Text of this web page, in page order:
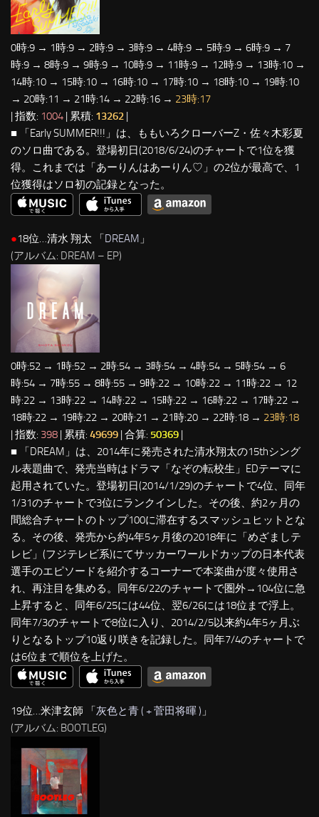
0時:9 → 1時:9 → 2時:9 → 3時:9 → 4時:9 → 5時:9 → 6時:9 → 7
時:9 → 8時:9 → 9時:9 → 10時:9 → 11時:9 → 12時:9 → 13時:10 →
14時:10 → 15時:10 → 16時:10 → 17時:10 → 18時:10 → 19時:10
→ 20時:11 → 21時:14 → 22時:16 → 23時:17
| 指数: 1004 | 累積: 13262 |
■ 「Early SUMMER!!!」は、ももいろクローバーZ・佐々木彩夏
のソロ曲である。登場初日(2018/6/24)のチャートで1位を獲
得。これまでは「あーりんはあーりん♡」の2位が最高で、1
位獲得はソロ初の記録となった。
●18位…清水 翔太 「DREAM 」
(アルバム: DREAM – EP)
0時:52 → 1時:52 → 2時:54 → 3時:54 → 4時:54 → 5時:54 → 6
時:54 → 7時:55 → 8時:55 → 9時:22 → 10時:22 → 11時:22 → 12
時:22 → 13時:22 → 14時:22 → 15時:22 → 16時:22 → 17時:22 →
18時:22 → 19時:22 → 20時:21 → 21時:20 → 22時:18 → 23時:18
| 指数: 398 | 累積: 49699 | 合算: 50369 |
■ 「DREAM」は、2014年に発売された清水翔太の15thシング
ル表題曲で、発売当時はドラマ「なぞの転校生」EDテーマに
起用されていた。登場初日(2014/1/29)のチャートで4位、同年
1/31のチャートで3位にランクインした。その後、約2ヶ月の
間総合チャートのトップ100に滞在するスマッシュヒットとな
る。その後、発売から約4年5ヶ月後の2018年に「めざましテ
レビ」(フジテレビ系)にてサッカーワールドカップの日本代表
選手のエピソードを紹介するコーナーで本楽曲が度々使用さ
れ、再注目を集める。同年6/22のチャートで圏外→104位に急
上昇すると、同年6/25には44位、翌6/26には18位まで浮上。
同年7/3のチャートで8位に入り、2014/2/5以来約4年5ヶ月ぶ
りとなるトップ10返り咲きを記録した。同年7/4のチャートで
は6位まで順位を上げた。
19位…米津玄師 「灰色と青 ( + 菅田将暉 ) 」
(アルバム: BOOTLEG)